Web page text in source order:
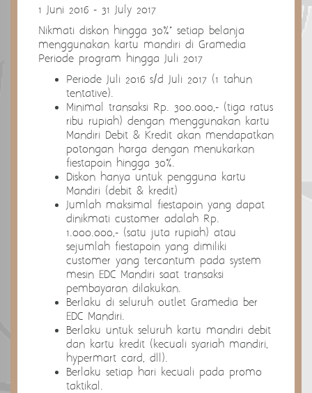
1 Juni 2016 - 31 July 2017
Nikmati diskon hingga 30%* setiap belanja
menggunakan kartu mandiri di Gramedia
Periode program hingga Juli 2017
Periode Juli 2016 s/d Juli 2017 (1 tahun
tentative).
Minimal transaksi Rp. 300.000,- (tiga ratus
ribu rupiah) dengan menggunakan kartu
Mandiri Debit & Kredit akan mendapatkan
potongan harga dengan menukarkan
fiestapoin hingga 30%.
Diskon hanya untuk pengguna kartu
Mandiri (debit & kredit)
Jumlah maksimal fiestapoin yang dapat
dinikmati customer adalah Rp.
1.000.000,- (satu juta rupiah) atau
sejumlah fiestapoin yang dimiliki
customer yang tercantum pada system
mesin EDC Mandiri saat transaksi
pembayaran dilakukan.
Berlaku di seluruh outlet Gramedia ber
EDC Mandiri.
Berlaku untuk seluruh kartu mandiri debit
dan kartu kredit (kecuali syariah mandiri,
hypermart card, dll).
Berlaku setiap hari kecuali pada promo
taktikal.